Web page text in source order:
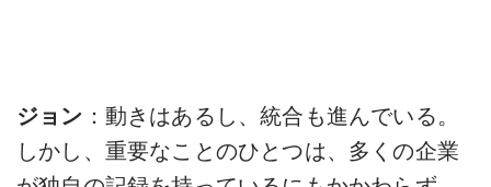
ジョン ：動きはあるし、統合も進んでいる。
しかし、重要なことのひとつは、多くの企業